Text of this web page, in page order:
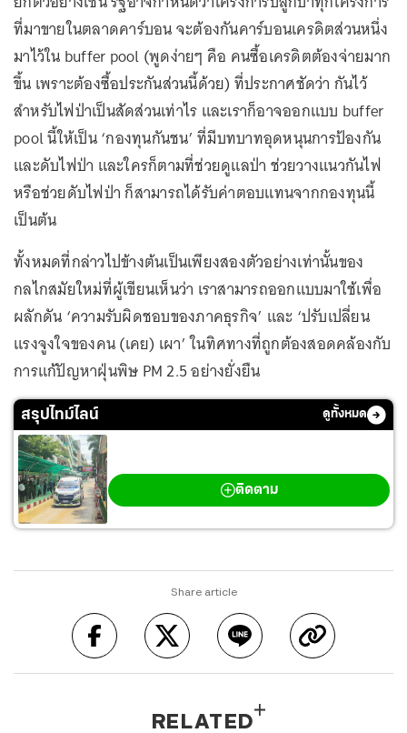
ที่มาขายในตลาดคาร์บอน จะต้องกันคาร์บอนเครดิตส่วนหนึ่ง
มาไว้ใน buffer pool (พูดง่ายๆ คือ คนซื้อเครดิตต้องจ่ายมาก
ขึ้น เพราะต้องซื้อประกันส่วนนี้ด้วย) ที่ประกาศชัดว่า กันไว้
สำหรับไฟป่าเป็นสัดส่วนเท่าไร และเราก็อาจออกแบบ buffer
pool นี้ให้เป็น ‘กองทุนกันชน’ ที่มีบทบาทอุดหนุนการป้องกัน
และดับไฟป่า และใครก็ตามที่ช่วยดูแลป่า ช่วยวางแนวกันไฟ
หรือช่วยดับไฟป่า ก็สามารถได้รับค่าตอบแทนจากกองทุนนี้
เป็นต้น
ทั้งหมดที่กล่าวไปข้างต้นเป็นเพียงสองตัวอย่างเท่านั้นของ
กลไกสมัยใหม่ที่ผู้เขียนเห็นว่า เราสามารถออกแบบมาใช้เพื่อ
ผลักดัน ‘ความรับผิดชอบของภาคธุรกิจ’ และ ‘ปรับเปลี่ยน
แรงจูงใจของคน (เคย) เผา’ ในทิศทางที่ถูกต้องสอดคล้องกับ
การแก้ปัญหาฝุ่นพิษ PM 2.5 อย่างยั่งยืน
สรุปไทม์ไลน์ ดูทั้งหมด
ติดตาม
Share article
RELATED